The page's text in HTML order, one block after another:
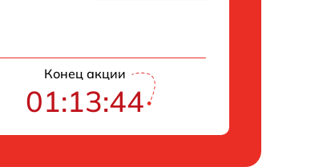
Конец акции
01:13:43